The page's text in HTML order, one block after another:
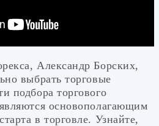
Александр Борских,
выбрать торговые
подбора торгового
основополагающим
в торговле. Узнайте,